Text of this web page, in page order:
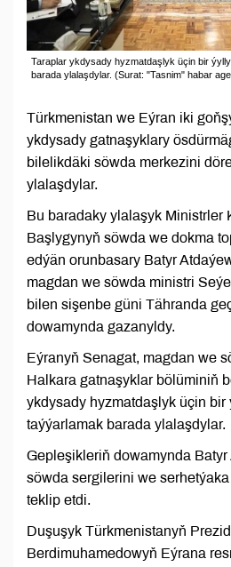
Taraplar ykdysady hyzmatdaşlyk üçin bir
barada ylalaşdylar. (Surat: "Tasnim" habar
Türkmenistan we Eýran iki
ykdysady gatnaşyklary
bilelikdäki söwda merkezini
ylalaşdylar.
Bu baradaky ylalaşyk Ministrler
Başlygynyň söwda we dokma
edýän orunbasary Batyr
magdan we söwda ministri
bilen sişenbe güni Tähranda
dowamynda gazanyldy.
Eýranyň Senagat, magdan we
Halkara gatnaşyklar bölüminiň
ykdysady hyzmatdaşlyk üçin bir
taýýarlamak barada ylalaşdylar.
Gepleşikleriň dowamynda
söwda sergilerini we
teklip etdi.
Duşuşyk Türkmenistanyň
Berdimuhamedowyň Eýrana